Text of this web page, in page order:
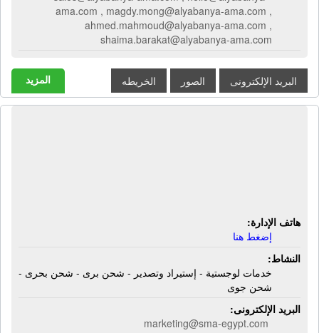
ama.com , magdy.mong@alyabanya-ama.com ,
ahmed.mahmoud@alyabanya-ama.com ,
shaima.barakat@alyabanya-ama.com
المزيد البريد الإلكترونى الصور الخريطه
هاتف الإدارة:
إضغط هنا
النشاط:
خدمات لوجستية - إستيراد وتصدير - شحن برى - شحن بحرى -
شحن جوى
البريد الإلكترونى:
marketing@sma-egypt.com